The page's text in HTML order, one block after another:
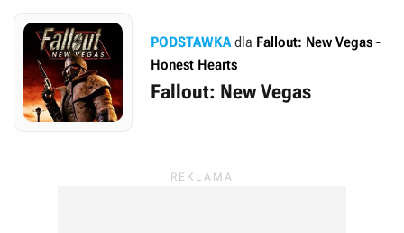
cyklu sprawują Bethesda Softworks i Bethesda Game
Studios.
PODSTAWKAdla Fallout: New Vegas -
Honest Hearts
Fallout: New Vegas